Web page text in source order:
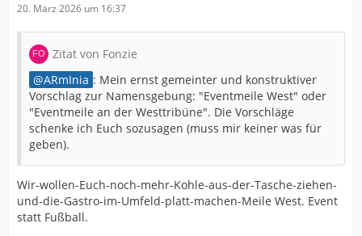
20. März 2026 um 16:37
Zitat von Fonzie
ARmInia : Mein ernst gemeinter und konstruktiver
Vorschlag zur Namensgebung: "Eventmeile West" oder
"Eventmeile an der Westtribüne". Die Vorschläge
schenke ich Euch sozusagen (muss mir keiner was für
geben).
Wir-wollen-Euch-noch-mehr-Kohle-aus-der-Tasche-ziehen-
und-die-Gastro-im-Umfeld-platt-machen-Meile West. Event
statt Fußball.